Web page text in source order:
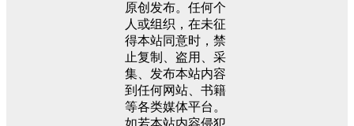
原创发布。任何个
人或组织，在未征
得本站同意时，禁
止复制、盗用、采
集、发布本站内容
到任何网站、书籍
等各类媒体平台。